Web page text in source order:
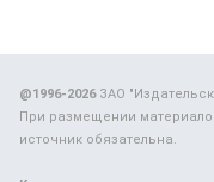
@1996-2026ЗАО
При размещении
источник обязательна.